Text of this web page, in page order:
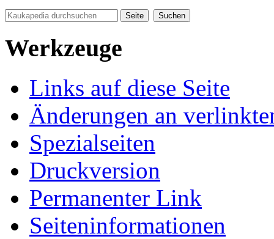
Werkzeuge
Links auf diese Seite
Änderungen an
Spezialseiten
Druckversion
Permanenter Link
Seiten­informationen